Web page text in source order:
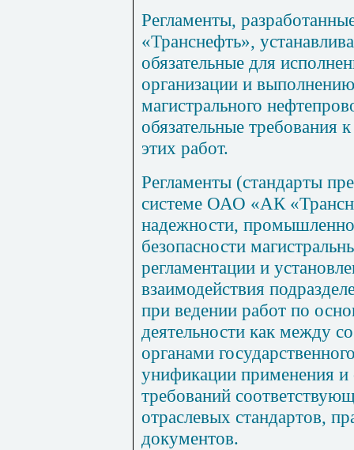
Регламенты,
«Транснефть»,
обязательные для
организации и
магистрального
обязательные требования
этих работ.
Регламенты (стандарты
системе ОАО «АК
надежности,
безопасности
регламентации и
взаимодействия
при ведении работ по
деятельности как между
органами
унификации применения и
требований
отраслевых стандартов,
документов.